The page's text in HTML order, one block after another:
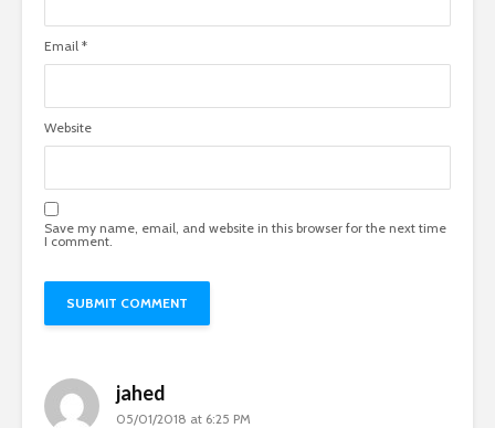
Email *
Website
Save my name, email, and website in this browser for the next time
I comment.
jahed
05/01/2018 at 6:25 PM